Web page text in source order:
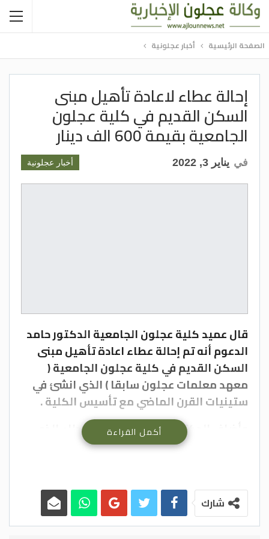
الصفحة الرئيسية أخبار عجلونية
إحالة عطاء لاعادة تأهيل مبنى
السكن القديم في كلية عجلون
الجامعية بقيمة 600 الف دينار
أخبار عجلونية في يناير 3, 2022
قال عميد كلية عجلون الجامعية الدكتور حامد
الدعوم أنه تم إحالة عطاء اعادة تأهيل مبنى
السكن القديم في كلية عجلون الجامعية (
معهد معلمات عجلون سابقا ) الذي انشئ في
ستينيات القرن الماضي مع تأسيس الكلية .
وأضاف الدكتور الدعوم أن مدة العطاء الذي
سيباشر العمل به في العشرين من الشهر الحالي
مشاغل ومختبرات للتخصصات الجديدة التي
سيتم استحداثها في الكلية والطابق الثاني
سيكون مختبرات حاسوب والواقع الافتراضي
أكمل القراءة
شارك